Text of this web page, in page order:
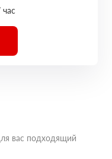
вас подходящий